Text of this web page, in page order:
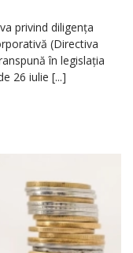
privind diligența
(Directiva
în legislația
26 iulie [...]